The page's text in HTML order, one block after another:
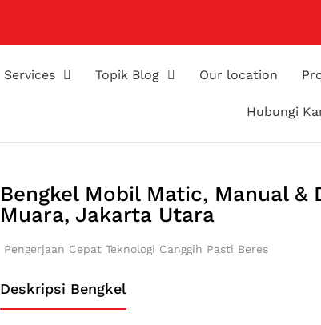
Services Topik Blog Our location
Hubungi
Bengkel Mobil Matic, Manual &
Muara, Jakarta Utara
Pengerjaan Cepat Teknologi Canggih Pasti Beres
Deskripsi Bengkel